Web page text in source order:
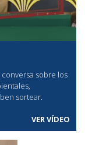
conversa sobre los
sortear.
VER VÍDEO